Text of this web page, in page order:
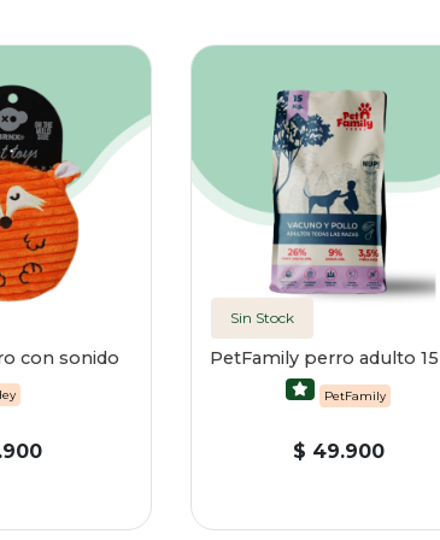
con sonido
Sin Stock
PetFamily perro adulto
PetFamily
$ 49.900